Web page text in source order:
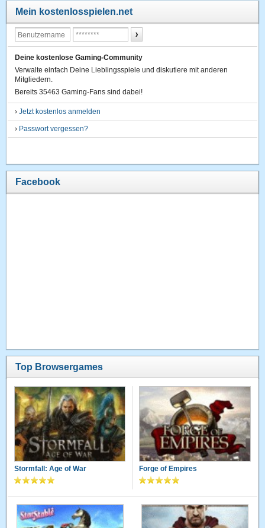
Mein kostenlosspielen.net
Deine kostenlose Gaming-Community
Verwalte einfach Deine Lieblingsspiele und diskutiere mit anderen
Mitgliedern.
Bereits 35463 Gaming-Fans sind dabei!
›Jetzt kostenlos anmelden
› Passwort vergessen?
Facebook
Top Browsergames
Stormfall: Age of War Forge of Empires